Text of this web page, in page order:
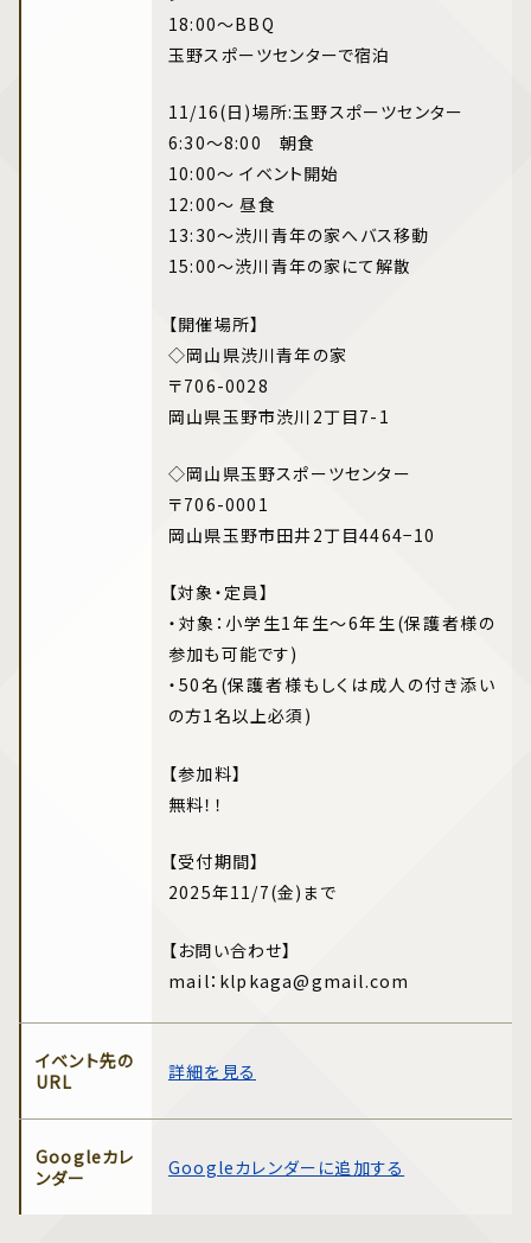
18:00～BBQ
玉野スポーツセンターで宿泊
11/16(日)場所:玉野スポーツセンター
6:30～8:00 朝食
10:00～ イベント開始
12:00～ 昼食
13:30～渋川青年の家へバス移動
15:00～渋川青年の家にて解散
【開催場所】
◇岡山県渋川青年の家
〒706-0028
岡山県玉野市渋川2丁目7-1
◇岡山県玉野スポーツセンター
〒706-0001
岡山県玉野市田井2丁目4464−10
【対象・定員】
・対象：小学生1年生～6年生(保護者様の
参加も可能です)
・50名(保護者様もしくは成人の付き添い
の方1名以上必須)
【参加料】
無料！！
【受付期間】
2025年11/7(金)まで
【お問い合わせ】
mail：klpkaga@gmail.com
イベント先の
URL
詳細を見る
Googleカレ
ンダー
Googleカレンダーに追加する